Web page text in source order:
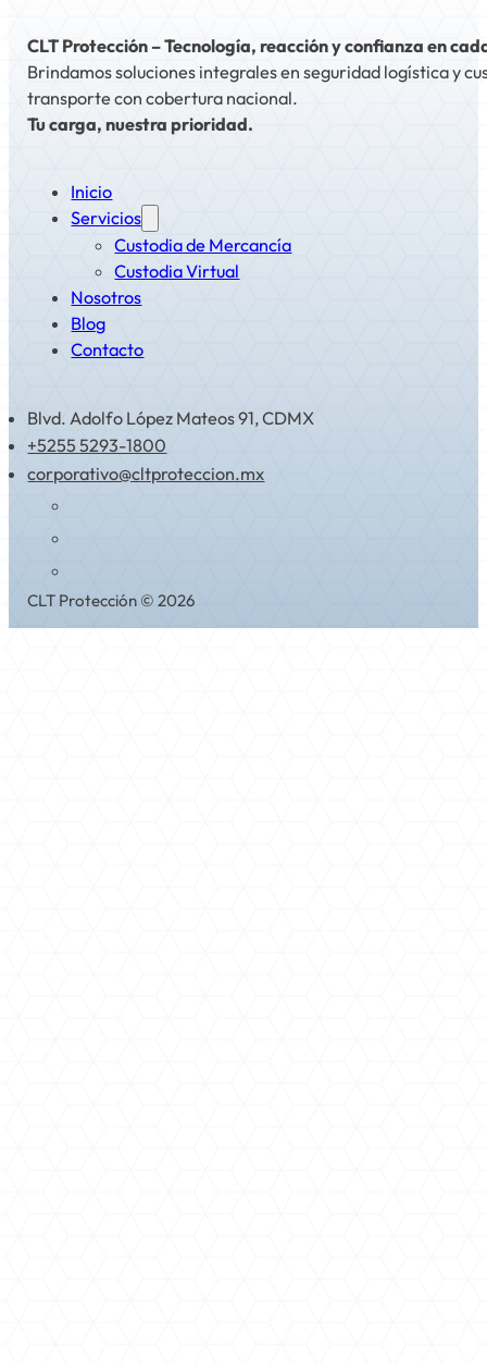
CLT Protección – Tecnología, reacción y confianza en
Brindamos soluciones integrales en seguridad logística y
transporte con cobertura nacional.
Tu carga, nuestra prioridad.
Inicio
Servicios
Custodia de Mercancía
Custodia Virtual
Nosotros
Blog
Contacto
Blvd. Adolfo López Mateos 91, CDMX
+5255 5293-1800
corporativo@cltproteccion.mx
CLT Protección © 2026